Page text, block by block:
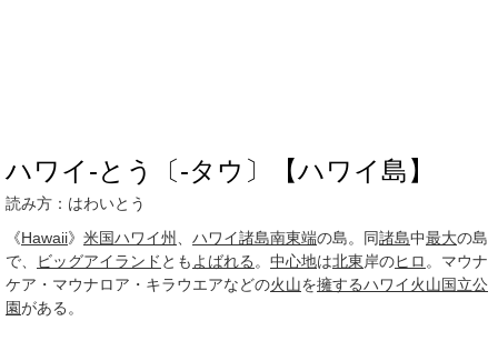
ハワイ‐とう〔‐タウ〕【ハワイ島】
読み方：はわいとう
《Hawaii》 米国ハワイ州 ハワイ諸島南東端の島。同諸島中最大の島
で、
ビッグアイランド とも よばれる 。 中心地は北東岸のヒロ 。マウナ
ケア・マウナロア・キラウエアなどの火山を擁するハワイ火山国立公
園がある。